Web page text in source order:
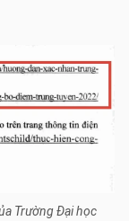
Trường Đại học